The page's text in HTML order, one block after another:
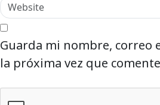
Guarda mi nombre, correo
la próxima vez que